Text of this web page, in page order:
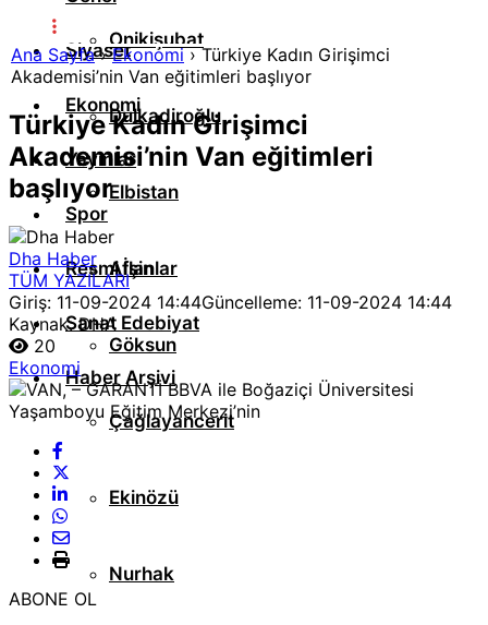
Onikişubat
Dulkadiroğlu
Elbistan
Afşin
Göksun
Çağlayancerit
Ekinözü
Nurhak
Siyaset
Ekonomi
Yayınlar
Spor
Resmi İlanlar
Sanat Edebiyat
Haber Arşivi
Ana Sayfa›Ekonomi›Türkiye Kadın Girişimci
Akademisi’nin Van eğitimleri başlıyor
Türkiye Kadın Girişimci
Akademisi’nin Van eğitimleri
başlıyor
Dha Haber
TÜM YAZILARI
Giriş: 11-09-2024 14:44Güncelleme: 11-09-2024 14:44
Kaynak: DHA
20
Ekonomi
ABONE OL